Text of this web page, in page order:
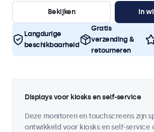
Bekijken
In
Langdurige
beschikbaarheid
Gratis
verzending &
retourneren
Displays voor kiosks en self-service
Deze monitoren en touchscreens zijn
ontwikkeld voor kiosks en self-service